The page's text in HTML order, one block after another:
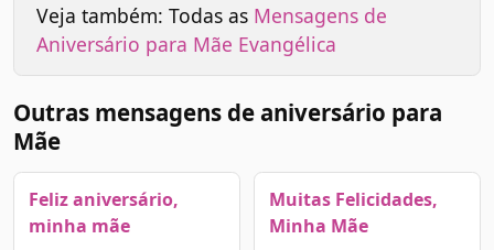
Veja também: Todas as Mensagens de
Aniversário para Mãe Evangélica
Outras mensagens de aniversário para
Mãe
Feliz aniversário,
minha mãe
Muitas Felicidades,
Minha Mãe